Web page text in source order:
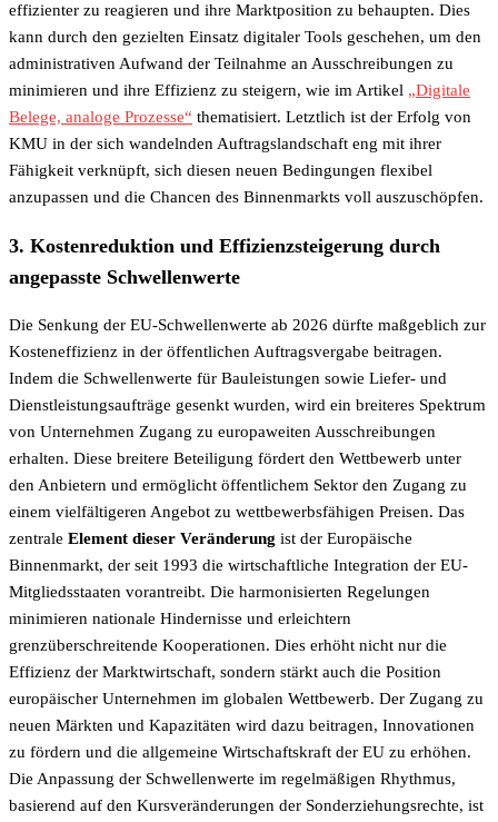
effizienter zu reagieren und ihre Marktposition zu behaupten. Dies
kann durch den gezielten Einsatz digitaler Tools geschehen, um den
administrativen Aufwand der Teilnahme an Ausschreibungen zu
minimieren und ihre Effizienz zu steigern, wie im Artikel „Digitale
Belege, analoge Prozesse“ thematisiert. Letztlich ist der Erfolg von
KMU in der sich wandelnden Auftragslandschaft eng mit ihrer
Fähigkeit verknüpft, sich diesen neuen Bedingungen flexibel
anzupassen und die Chancen des Binnenmarkts voll auszuschöpfen.
3. Kostenreduktion und Effizienzsteigerung durch
angepasste Schwellenwerte
Die Senkung der EU-Schwellenwerte ab 2026 dürfte maßgeblich zur
Kosteneffizienz in der öffentlichen Auftragsvergabe beitragen.
Indem die Schwellenwerte für Bauleistungen sowie Liefer- und
Dienstleistungsaufträge gesenkt wurden, wird ein breiteres Spektrum
von Unternehmen Zugang zu europaweiten Ausschreibungen
erhalten. Diese breitere Beteiligung fördert den Wettbewerb unter
den Anbietern und ermöglicht öffentlichem Sektor den Zugang zu
einem vielfältigeren Angebot zu wettbewerbsfähigen Preisen. Das
zentrale Element dieser Veränderung ist der Europäische
Binnenmarkt, der seit 1993 die wirtschaftliche Integration der EU-
Mitgliedsstaaten vorantreibt. Die harmonisierten Regelungen
minimieren nationale Hindernisse und erleichtern
grenzüberschreitende Kooperationen. Dies erhöht nicht nur die
Effizienz der Marktwirtschaft, sondern stärkt auch die Position
europäischer Unternehmen im globalen Wettbewerb. Der Zugang zu
neuen Märkten und Kapazitäten wird dazu beitragen, Innovationen
zu fördern und die allgemeine Wirtschaftskraft der EU zu erhöhen.
Die Anpassung der Schwellenwerte im regelmäßigen Rhythmus,
basierend auf den Kursveränderungen der Sonderziehungsrechte, ist